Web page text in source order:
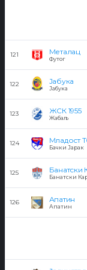
121 Металац
Футог
122 Јабука
Јабука
123 ЖСК 1955
Жабаљ
124 Младост
Бачки Јарак
125 Банатски
Банатски
126 Апатин
Апатин